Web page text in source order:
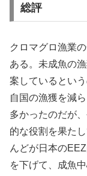
総評
クロマグロ漁業
ある。未成魚の
案しているとい
自国の漁獲を減
多かったのだが
的な役割を果た
んどが日本の
を下げて、成魚